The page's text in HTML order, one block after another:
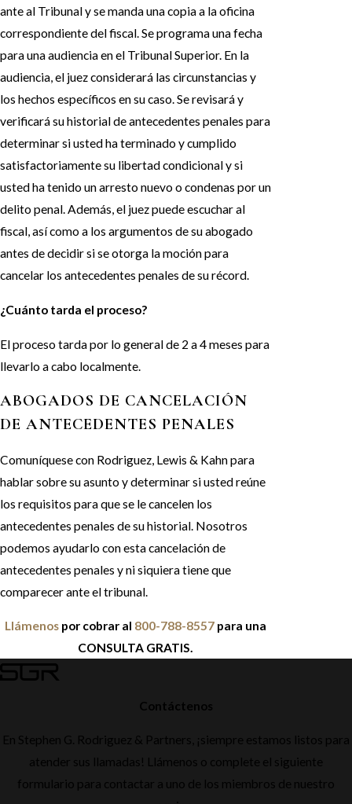
ante al Tribunal y se manda una copia a la oficina
correspondiente del fiscal. Se programa una fecha
para una audiencia en el Tribunal Superior. En la
audiencia, el juez considerará las circunstancias y
los hechos específicos en su caso. Se revisará y
verificará su historial de antecedentes penales para
determinar si usted ha terminado y cumplido
satisfactoriamente su libertad condicional y si
usted ha tenido un arresto nuevo o condenas por un
delito penal. Además, el juez puede escuchar al
fiscal, así como a los argumentos de su abogado
antes de decidir si se otorga la moción para
cancelar los antecedentes penales de su récord.
¿Cuánto tarda el proceso?
El proceso tarda por lo general de 2 a 4 meses para
llevarlo a cabo localmente.
ABOGADOS DE CANCELACIÓN
DE ANTECEDENTES PENALES
Comuníquese con Rodriguez, Lewis & Kahn para
hablar sobre su asunto y determinar si usted reúne
los requisitos para que se le cancelen los
antecedentes penales de su historial. Nosotros
podemos ayudarlo con esta cancelación de
antecedentes penales y ni siquiera tiene que
comparecer ante el tribunal.
Llámenos por cobrar al 800-788-8557 para una
CONSULTA GRATIS.
Contáctenos
En Stephen G. Rodriguez & Partners, ¡siempre estamos listos para
atender sus llamadas! Llámenos o complete el siguiente
formulario para contactar a uno de los miembros de nuestro